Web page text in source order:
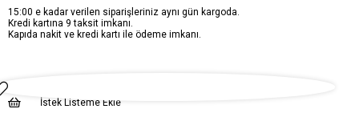
15:00 e kadar verilen siparişleriniz aynı gün kargoda.
Kredi kartına 9 taksit imkanı.
Kapıda nakit ve kredi kartı ile ödeme imkanı.
İstek Listeme Ekle